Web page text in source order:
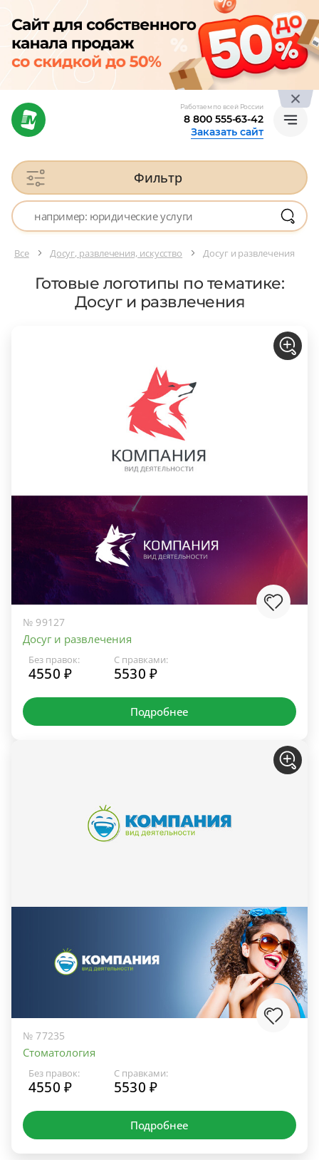
Работаем по всей России
8 800 555-63-42
Заказать сайт
Фильтр
Все Досуг, развлечения, искусство Досуг и развлечения
Готовые логотипы по тематике:
Досуг и развлечения
№ 99127
Досуг и развлечения
Без правок:
4550 ₽
С правками:
5530 ₽
Подробнее
№ 77235
Стоматология
Без правок:
4550 ₽
С правками:
5530 ₽
Подробнее